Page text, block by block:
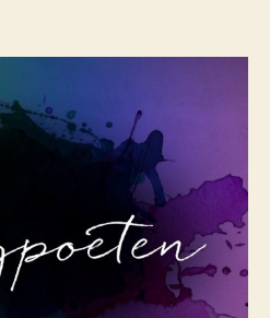
2Raumwohnung
„1993“
inspirierte